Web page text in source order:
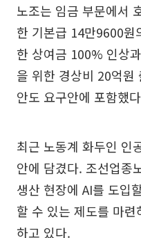
노조는 임금 부문에서
한 기본급 14만9600원
한 상여금 100% 인상
을 위한 경상비 20억원
안도 요구안에 포함했
최근 노동계 화두인 인
안에 담겼다. 조선업종
생산 현장에 AI를 도입
할 수 있는 제도를 마
하고 있다.